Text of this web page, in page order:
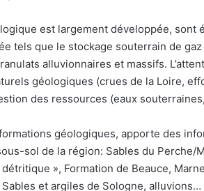
est largement développée, sont
tels que le stockage souterrain de
alluvionnaires et massifs.
géologiques (crues de la Loire,
des ressources (eaux
géologiques, apporte des
sol de la région: Sables du Perche/
», Formation de Beauce,
et argiles de Sologne, alluvions…